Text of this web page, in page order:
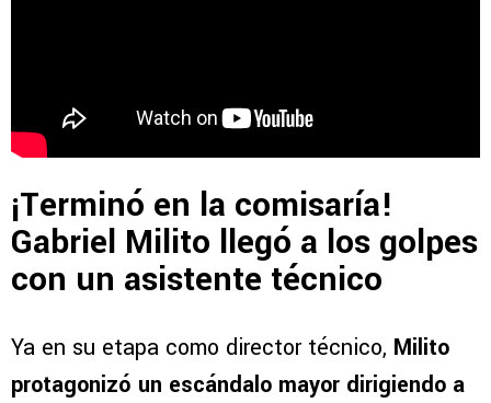
¡Terminó en la comisaría!
Gabriel Milito llegó a los golpes
con un asistente técnico
Ya en su etapa como director técnico, Milito
protagonizó un escándalo mayor dirigiendo a